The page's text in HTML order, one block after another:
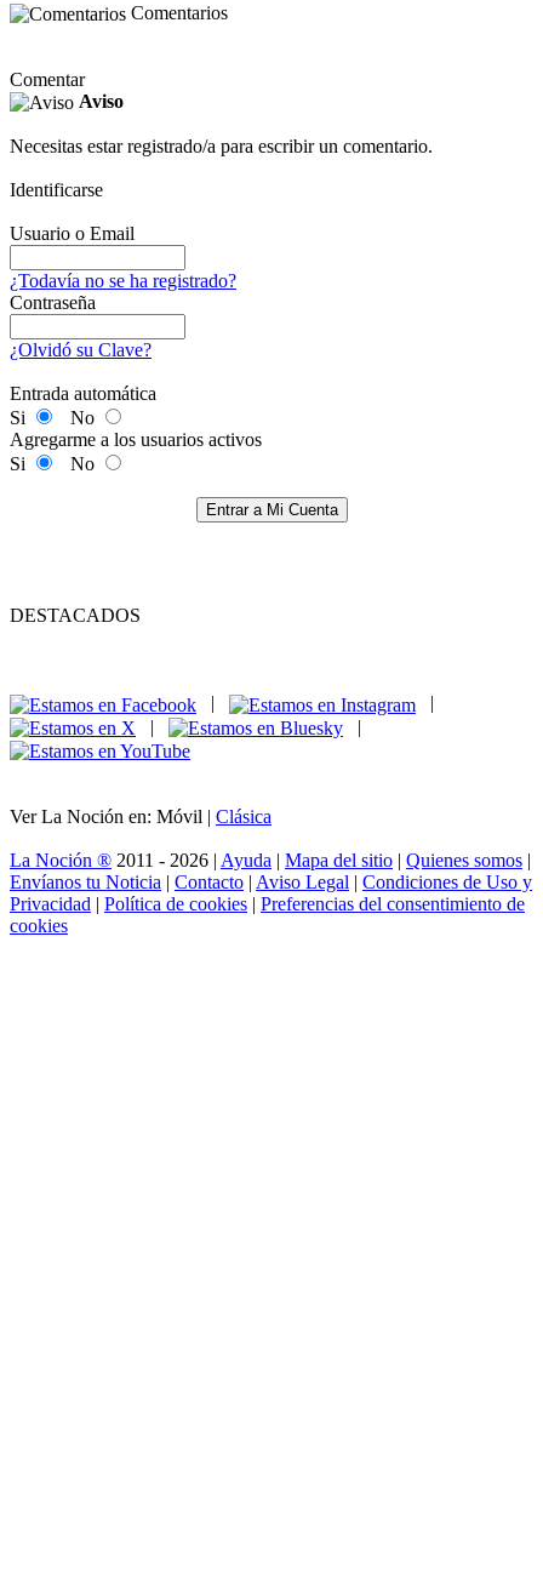
Comentarios
Comentar
Aviso
Necesitas estar registrado/a para escribir un comentario.
Identificarse
Usuario o Email
¿Todavía no se ha registrado?
Contraseña
¿Olvidó su Clave?
Entrada automática
Si
No
Agregarme a los usuarios activos
Si
No
Entrar a Mi Cuenta
DESTACADOS
|
|
Ver La Noción en: Móvil | Clásica
La Noción ® 2011 - 2026 | Ayuda | Mapa del sitio | Quienes somos |
Envíanos tu Noticia | Contacto | Aviso Legal | Condiciones de Uso y
Privacidad | Política de cookies | Preferencias del consentimiento de
cookies